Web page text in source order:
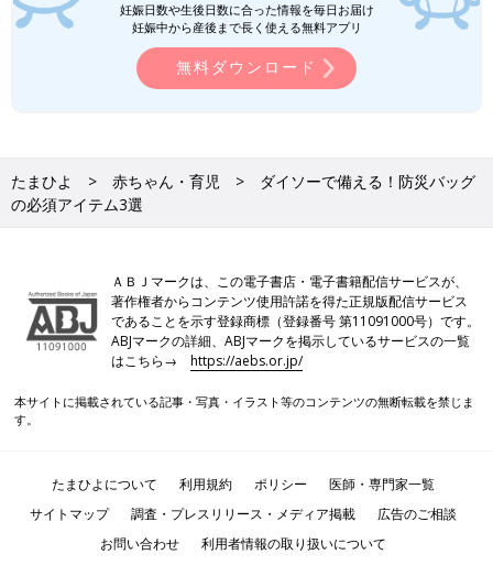
妊娠日数や生後日数に合った情報を毎日お届け
妊娠中から産後まで長く使える無料アプリ
無料ダウンロード
たまひよ 赤ちゃん・育児
ダイソーで備える！防災バッグ
の必須アイテム3選
ＡＢＪマークは、この電子書店・電子書籍配信サービスが、
著作権者からコンテンツ使用許諾を得た正規版配信サービス
であることを示す登録商標（登録番号 第11091000号）です。
ABJマークの詳細、ABJマークを掲示しているサービスの一覧
はこちら→https://aebs.or.jp/
本サイトに掲載されている記事・写真・イラスト等のコンテンツの無断転載を禁じま
す。
たまひよについて 利用規約 ポリシー
医師・専門家一覧
サイトマップ
調査・プレスリリース・メディア掲載
広告のご相談
お問い合わせ
利用者情報の取り扱いについて